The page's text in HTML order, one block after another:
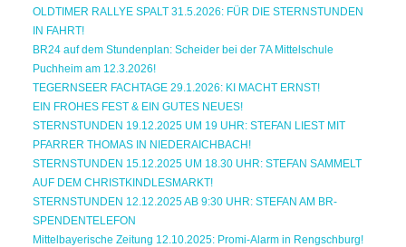
OLDTIMER RALLYE SPALT 31.5.2026: FÜR DIE STERNSTUNDEN
IN FAHRT!
BR24 auf dem Stundenplan: Scheider bei der 7A Mittelschule
Puchheim am 12.3.2026!
TEGERNSEER FACHTAGE 29.1.2026: KI MACHT ERNST!
EIN FROHES FEST & EIN GUTES NEUES!
STERNSTUNDEN 19.12.2025 UM 19 UHR: STEFAN LIEST MIT
PFARRER THOMAS IN NIEDERAICHBACH!
STERNSTUNDEN 15.12.2025 UM 18.30 UHR: STEFAN SAMMELT
AUF DEM CHRISTKINDLESMARKT!
STERNSTUNDEN 12.12.2025 AB 9:30 UHR: STEFAN AM BR-
SPENDENTELEFON
Mittelbayerische Zeitung 12.10.2025: Promi-Alarm in Rengschburg!